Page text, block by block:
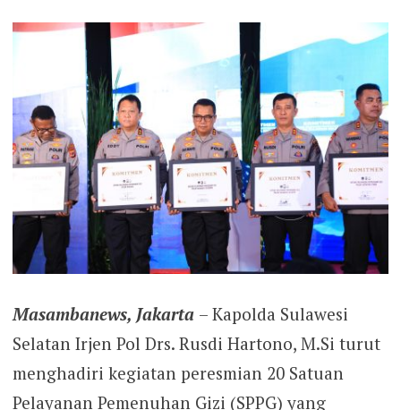
Masambanews, Jakarta – Kapolda Sulawesi
Selatan Irjen Pol Drs. Rusdi Hartono, M.Si turut
menghadiri kegiatan peresmian 20 Satuan
Pelayanan Pemenuhan Gizi (SPPG) yang